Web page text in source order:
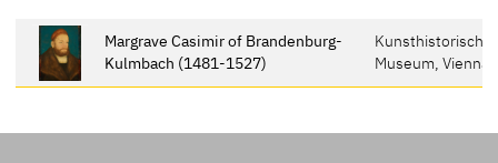
Margrave Casimir of Brandenburg-
Kulmbach (1481-1527)
Museum, Vienna